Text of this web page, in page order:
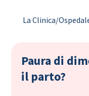
La Clinica/
Paura di
il parto?